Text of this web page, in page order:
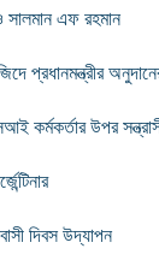
সালমান এফ রহমান
প্রধানমন্ত্রীর
কর্মকর্তার উপর
দিবস উদ্যাপন